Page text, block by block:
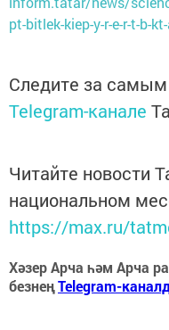
pt-bitlek-kiep-y-r-e-r-t-b-
Следите за
Telegram-канале
Читайте новости
национальном
https://max.ru/
Хәзер Арча һәм Арча
безнеңTelegram-